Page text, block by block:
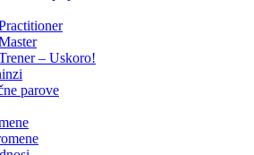
– Uskoro!
parove